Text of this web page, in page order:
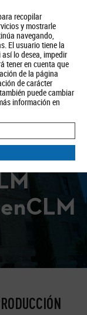
recopilar
y mostrarle
navegando,
El usuario tiene la
lo desea, impedir
tener en cuenta que
de la página
de carácter
puede cambiar
información en
Aviso Legal
Política de Cookies
BUSCAR